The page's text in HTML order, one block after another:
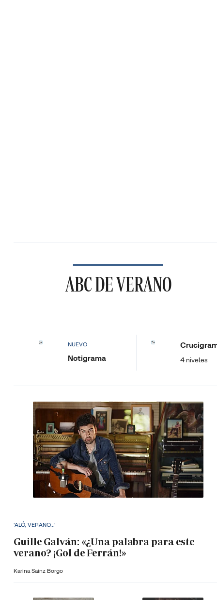
ABC DE VERANO
NUEVO
Notigrama 4 niveles
'ALÓ, VERANO...'
Guille Galván: «¿Una palabra para este
verano? ¡Gol de Ferrán!»
Karina Sainz Borgo